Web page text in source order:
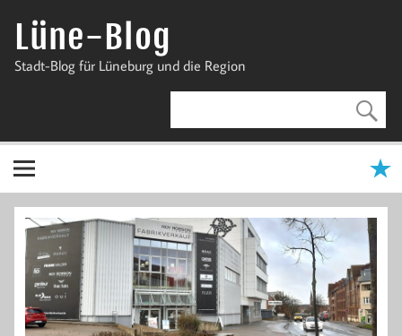
InhaltLüne-Blog
Stadt-Blog für Lüneburg und die Region